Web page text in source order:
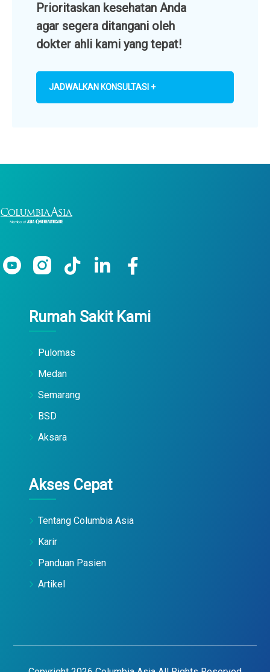
Prioritaskan kesehatan Anda
agar segera ditangani oleh
dokter ahli kami yang tepat!
JADWALKAN KONSULTASI +
Rumah Sakit Kami
Pulomas
Medan
Semarang
BSD
Aksara
Akses Cepat
Tentang Columbia Asia
Karir
Panduan Pasien
Artikel